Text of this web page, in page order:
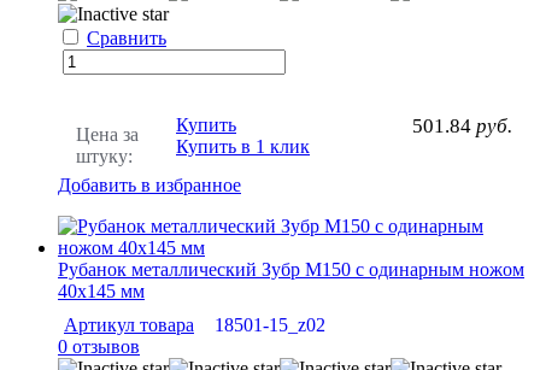
Сравнить
Цена за
штуку:
501.84 руб.
Купить
Купить в 1 клик
Добавить в избранное
Рубанок металлический Зубр М150 с одинарным ножом
40х145 мм
Артикул товара
18501-15_z02
0 отзывов